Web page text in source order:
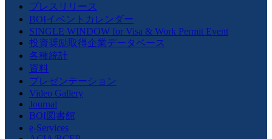
プレスリリース
BOIイベントカレンダー
SINGLE WINDOW for Visa & Work Permit Event
投資奨励取得企業データベース
各種統計
資料
プレゼンテーション
Video Gallery
Journal
BOI図書館
e-Services